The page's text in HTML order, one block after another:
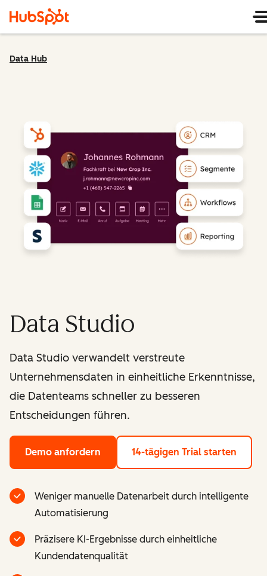
Data Hub
Data Studio
Data Studio verwandelt verstreute
Unternehmensdaten in einheitliche Erkenntnisse,
die Datenteams schneller zu besseren
Entscheidungen führen.
Demo anfordern 14-tägigen Trial starten
Weniger manuelle Datenarbeit durch intelligente
Automatisierung
Präzisere KI-Ergebnisse durch einheitliche
Kundendatenqualität